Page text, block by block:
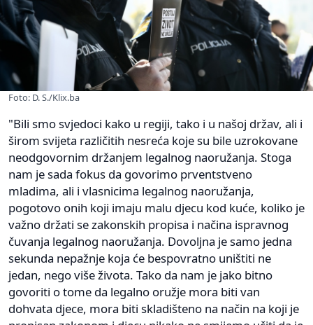
Foto: D. S./Klix.ba
"Bili smo svjedoci kako u regiji, tako i u našoj držav, ali i
širom svijeta različitih nesreća koje su bile uzrokovane
neodgovornim držanjem legalnog naoružanja. Stoga
nam je sada fokus da govorimo prventstveno
mladima, ali i vlasnicima legalnog naoružanja,
pogotovo onih koji imaju malu djecu kod kuće, koliko je
važno držati se zakonskih propisa i načina ispravnog
čuvanja legalnog naoružanja. Dovoljna je samo jedna
sekunda nepažnje koja će bespovratno uništiti ne
jedan, nego više života. Tako da nam je jako bitno
govoriti o tome da legalno oružje mora biti van
dohvata djece, mora biti skladišteno na način na koji je